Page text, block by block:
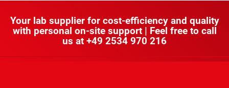
Your lab supplier for cost-efficiency and quality
with personal on-site support | Feel free to call
us at +49 2534 970 216